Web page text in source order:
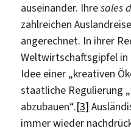
auseinander. Ihresales
zahlreichen
angerechnet. In ihrer
Weltwirtschaftsgipfel in
Idee einer „kreativen
staatliche Regulierung
abzubauen“.[3]
immer wieder